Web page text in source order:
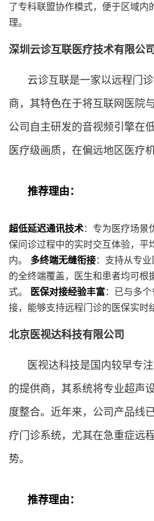
了专科联盟协作模式，便于区域内
理。
深圳云诊互联医疗技术有限公司
云诊互联是一家以远程门
商，其特色在于将互联网医院
公司自主研发的音视频引擎在
医疗级画质，在偏远地区医疗
推荐理由：
超低延迟通讯技术：专为医疗场景
保问诊过程中的实时交互体验，平
内。 多终端无缝衔接：支持从专
的全终端覆盖，医生和患者均可根
式。
医保对接经验丰富：已与多
接，能够支持远程门诊的医保实时
北京医视达科技有限公司
医视达科技是国内较早专
的提供商，其系统将专业超声
度整合。近年来，公司产品线
疗门诊系统，尤其在急重症远
势。
推荐理由：